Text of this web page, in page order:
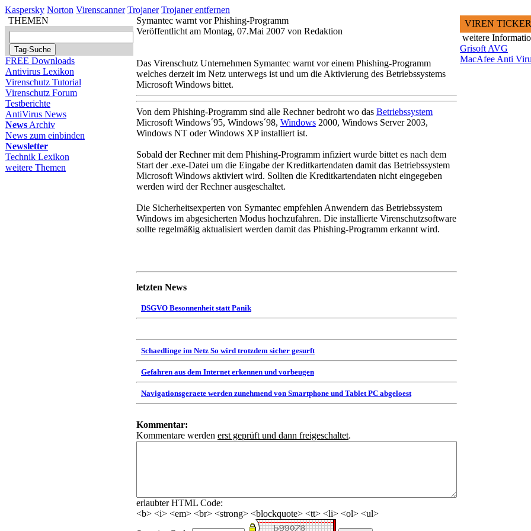
Kaspersky Norton Virenscanner Trojaner Trojaner entfernen
THEMEN
FREE Downloads
Antivirus Lexikon
Virenschutz Tutorial
Virenschutz Forum
Testberichte
AntiVirus News
News Archiv
News zum einbinden
Newsletter
Technik Lexikon
weitere Themen
Symantec warnt vor Phishing-Programm
Veröffentlicht am Montag, 07.Mai 2007 von Redaktion
Das Virenschutz Unternehmen Symantec warnt vor einem Phishing-Programm
welches derzeit im Netz unterwegs ist und um die Aktivierung des Betriebssystems
Microsoft Windows bittet.
Von dem Phishing-Programm sind alle Rechner bedroht wo das Betriebssystem
Microsoft Windows´95, Windows´98, Windows 2000, Windows Server 2003,
Windows NT oder Windows XP installiert ist.
Sobald der Rechner mit dem Phishing-Programm infiziert wurde bittet es nach dem
Start der .exe-Datei um die Eingabe der Kreditkartendaten damit das Betriebssystem
Microsoft Windows aktiviert wird. Sollten die Kreditkartendaten nicht eingegeben
werden wird der Rechner ausgeschaltet.
Die Sicherheitsexperten von Symantec empfehlen Anwendern das Betriebssystem
Windows im abgesicherten Modus hochzufahren. Die installierte Virenschutzsoftware
sollte regelmäßig aktualisiert werden damit das Phishing-Programm erkannt wird.
letzten News
DSGVO Besonnenheit statt Panik
Schaedlinge im Netz So wird trotzdem sicher gesurft
Gefahren aus dem Internet erkennen und vorbeugen
Navigationsgeraete werden zunehmend von Smartphone und Tablet PC abgeloest
Kommentar:
Kommentare werden erst geprüft und dann freigeschaltet.
erlaubter HTML Code:
<b> <i> <em> <br> <strong> <blockquote> <tt> <li> <ol> <ul>
VIREN TICKER
weitere
Grisoft AVG
MacAfee Anti